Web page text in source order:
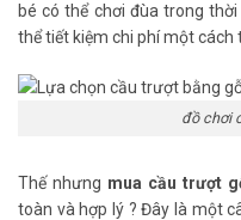
bé có thể chơi đùa trong
thể tiết kiệm chi phí một cách
đồ chơi
Thế nhưng mua cầu trượt
toàn và hợp lý ? Đây là một